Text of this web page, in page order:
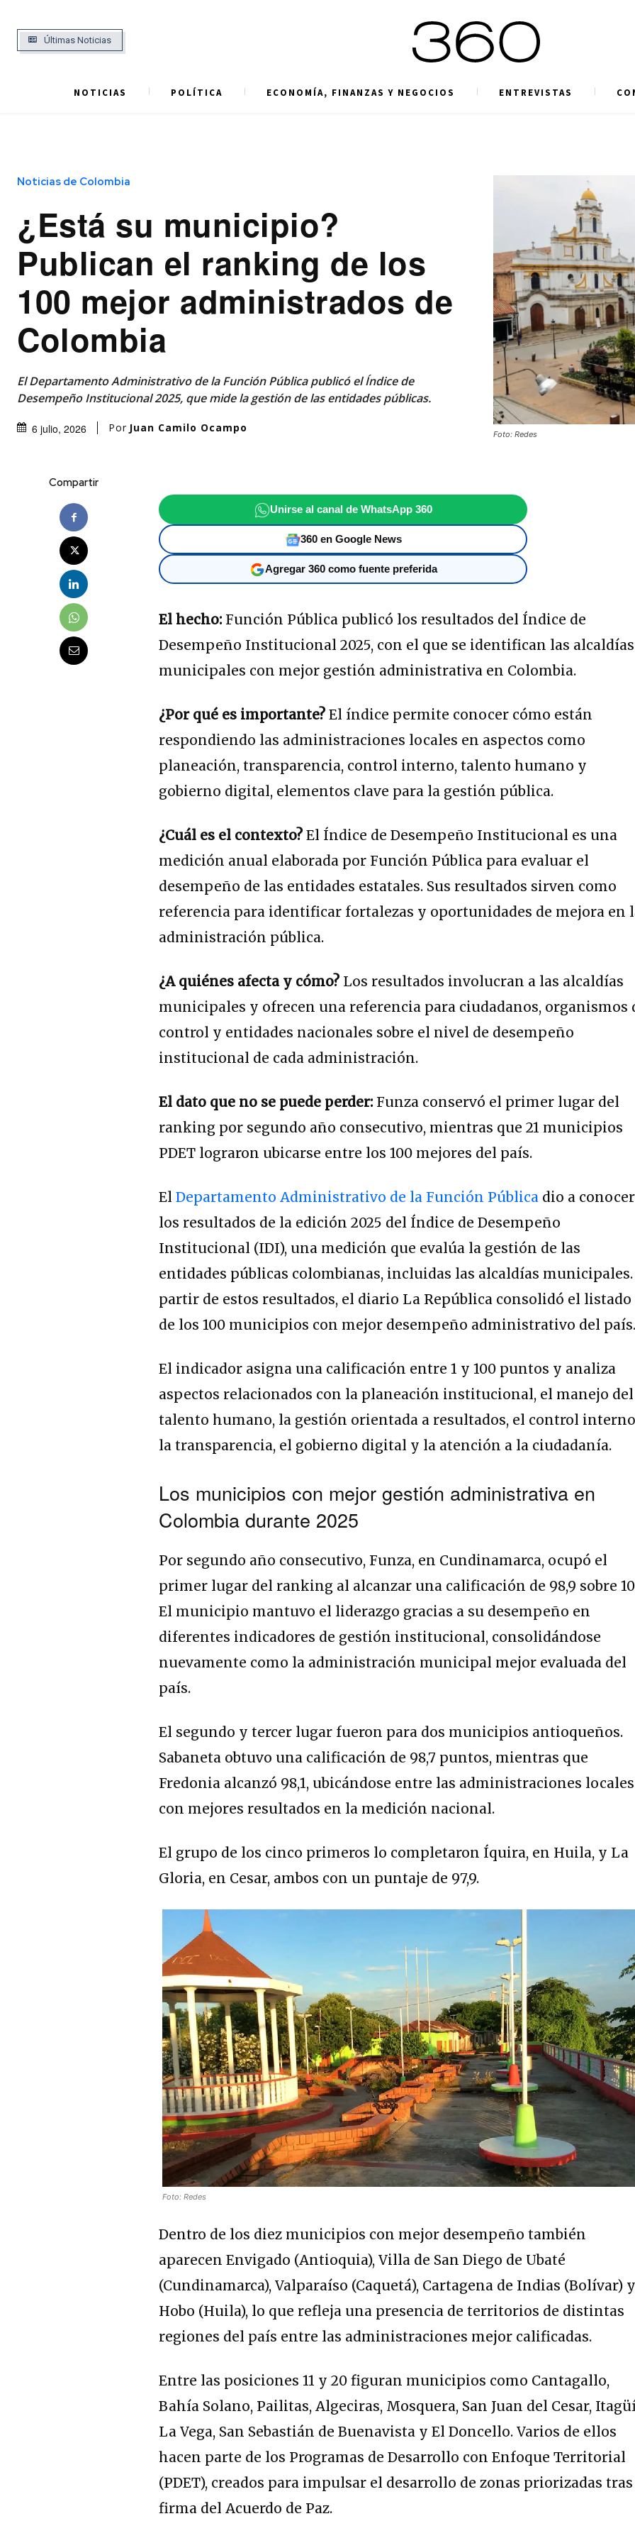
Últimas Noticias
NOTICIAS POLÍTICA ECONOMÍA, FINANZAS Y NEGOCIOS ENTREVISTAS
Noticias de Colombia
¿Está su municipio?
Publican el ranking de los
100 mejor administrados de
Colombia
El Departamento Administrativo de la Función Pública publicó el Índice de
Desempeño Institucional 2025, que mide la gestión de las entidades públicas.
6 julio, 2026 Por Juan Camilo Ocampo Foto: Redes
Compartir
Unirse al canal de WhatsApp 360
360 en Google News
Agregar 360 como fuente preferida
El hecho: Función Pública publicó los resultados del Índice de
Desempeño Institucional 2025, con el que se identifican las alcaldías
municipales con mejor gestión administrativa en Colombia.
¿Por qué es importante? El índice permite conocer cómo están
respondiendo las administraciones locales en aspectos como
planeación, transparencia, control interno, talento humano y
gobierno digital, elementos clave para la gestión pública.
¿Cuál es el contexto? El Índice de Desempeño Institucional es una
medición anual elaborada por Función Pública para evaluar el
desempeño de las entidades estatales. Sus resultados sirven como
referencia para identificar fortalezas y oportunidades de mejora en
administración pública.
¿A quiénes afecta y cómo? Los resultados involucran a las alcaldías
municipales y ofrecen una referencia para ciudadanos, organismos
control y entidades nacionales sobre el nivel de desempeño
institucional de cada administración.
El dato que no se puede perder: Funza conservó el primer lugar del
ranking por segundo año consecutivo, mientras que 21 municipios
PDET lograron ubicarse entre los 100 mejores del país.
ElDepartamento Administrativo de la Función Pública dio a conocer
los resultados de la edición 2025 del Índice de Desempeño
Institucional (IDI), una medición que evalúa la gestión de las
entidades públicas colombianas, incluidas las alcaldías municipales.
partir de estos resultados, el diario La República consolidó el listado
de los 100 municipios con mejor desempeño administrativo del país.
El indicador asigna una calificación entre 1 y 100 puntos y analiza
aspectos relacionados con la planeación institucional, el manejo del
talento humano, la gestión orientada a resultados, el control
la transparencia, el gobierno digital y la atención a la ciudadanía.
Los municipios con mejor gestión administrativa en
Colombia durante 2025
Por segundo año consecutivo, Funza, en Cundinamarca, ocupó el
primer lugar del ranking al alcanzar una calificación de 98,9 sobre
El municipio mantuvo el liderazgo gracias a su desempeño en
diferentes indicadores de gestión institucional, consolidándose
nuevamente como la administración municipal mejor evaluada del
país.
El segundo y tercer lugar fueron para dos municipios antioqueños.
Sabaneta obtuvo una calificación de 98,7 puntos, mientras que
Fredonia alcanzó 98,1, ubicándose entre las administraciones locales
con mejores resultados en la medición nacional.
El grupo de los cinco primeros lo completaron Íquira, en Huila, y La
Gloria, en Cesar, ambos con un puntaje de 97,9.
Foto: Redes
Dentro de los diez municipios con mejor desempeño también
aparecen Envigado (Antioquia), Villa de San Diego de Ubaté
(Cundinamarca), Valparaíso (Caquetá), Cartagena de Indias (Bolívar) y
Hobo (Huila), lo que refleja una presencia de territorios de distintas
regiones del país entre las administraciones mejor calificadas.
Entre las posiciones 11 y 20 figuran municipios como Cantagallo,
Bahía Solano, Pailitas, Algeciras, Mosquera, San Juan del Cesar,
La Vega, San Sebastián de Buenavista y El Doncello. Varios de ellos
hacen parte de los Programas de Desarrollo con Enfoque Territorial
(PDET), creados para impulsar el desarrollo de zonas priorizadas
firma del Acuerdo de Paz.